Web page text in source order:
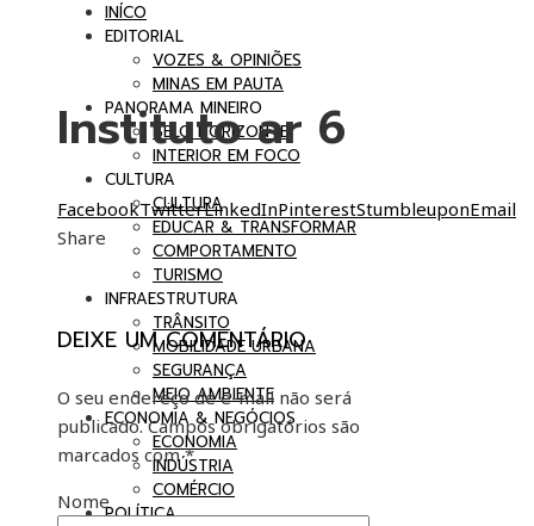
INÍCO
EDITORIAL
VOZES & OPINIÕES
MINAS EM PAUTA
PANORAMA MINEIRO
BELO HORIZONTE
INTERIOR EM FOCO
CULTURA
CULTURA
EDUCAR & TRANSFORMAR
COMPORTAMENTO
TURISMO
INFRAESTRUTURA
TRÂNSITO
MOBILIDADE URBANA
SEGURANÇA
MEIO AMBIENTE
ECONOMIA & NEGÓCIOS
ECONOMIA
INDÚSTRIA
COMÉRCIO
POLÍTICA
Instituto ar 6
FacebookTwitterLinkedInPinterestStumbleuponEmail
Share
DEIXE UM COMENTÁRIO
O seu endereço de e-mail não será
publicado. Campos obrigatórios são
marcados com*
Nome